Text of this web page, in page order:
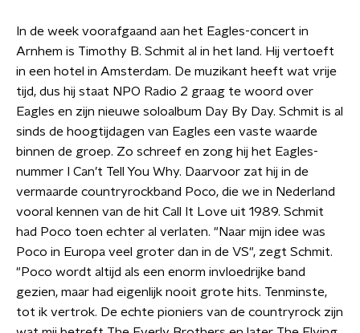
In de week voorafgaand aan het Eagles-concert in
Arnhem is Timothy B. Schmit al in het land. Hij vertoeft
in een hotel in Amsterdam. De muzikant heeft wat vrije
tijd, dus hij staat NPO Radio 2 graag te woord over
Eagles en zijn nieuwe soloalbum Day By Day. Schmit is al
sinds de hoogtijdagen van Eagles een vaste waarde
binnen de groep. Zo schreef en zong hij het Eagles-
nummer I Can’t Tell You Why. Daarvoor zat hij in de
vermaarde countryrockband Poco, die we in Nederland
vooral kennen van de hit Call It Love uit 1989. Schmit
had Poco toen echter al verlaten. "Naar mijn idee was
Poco in Europa veel groter dan in de VS", zegt Schmit.
"Poco wordt altijd als een enorm invloedrijke band
gezien, maar had eigenlijk nooit grote hits. Tenminste,
tot ik vertrok. De echte pioniers van de countryrock zijn